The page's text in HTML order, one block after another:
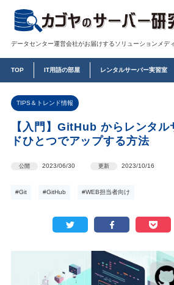
データセンター運営会社がお届けするソリューションメデ
TOP IT用語の部屋 レンタルサーバー実習室
TIPS＆トレンド情報
【入門】GitHub からレンタ
ドひとつでアップする方法
公開 2023/06/30 更新 2023/10/16
#Git #GitHub #WEB担当者向け